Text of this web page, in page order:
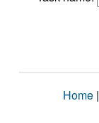
Home |